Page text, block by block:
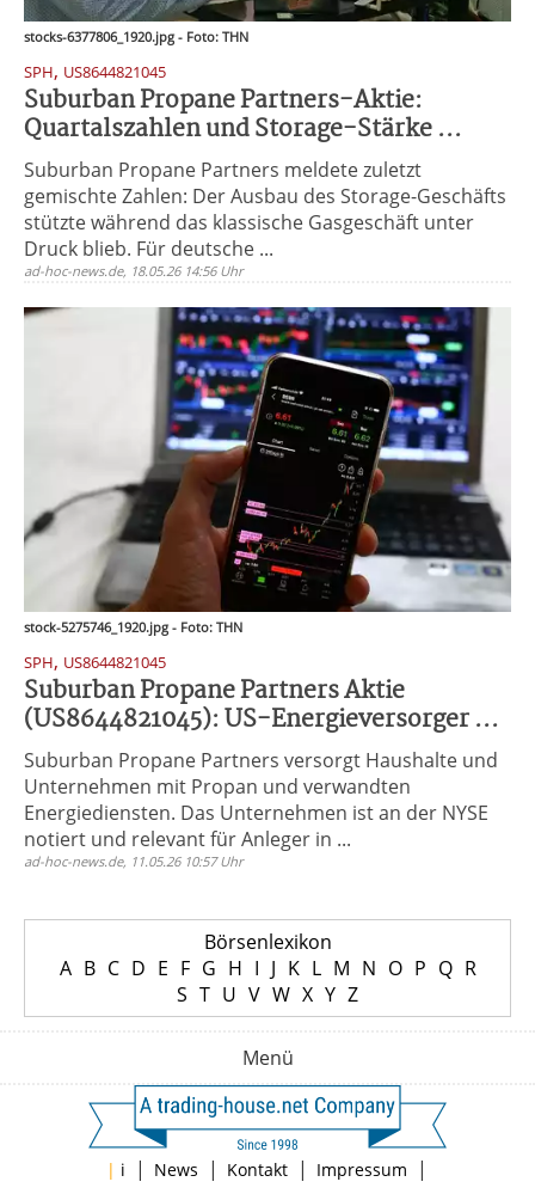
stocks-6377806_1920.jpg - Foto: THN
SPH, US8644821045
Suburban Propane Partners-Aktie:
Quartalszahlen und Storage-Stärke ...
Suburban Propane Partners meldete zuletzt
gemischte Zahlen: Der Ausbau des Storage-Geschäfts
stützte während das klassische Gasgeschäft unter
Druck blieb. Für deutsche ...
ad-hoc-news.de, 18.05.26 14:56 Uhr
stock-5275746_1920.jpg - Foto: THN
SPH, US8644821045
Suburban Propane Partners Aktie
(US8644821045): US-Energieversorger ...
Suburban Propane Partners versorgt Haushalte und
Unternehmen mit Propan und verwandten
Energiediensten. Das Unternehmen ist an der NYSE
notiert und relevant für Anleger in ...
ad-hoc-news.de, 11.05.26 10:57 Uhr
Börsenlexikon
A B C D E F G H I J K L M N O P Q R
S T U V W X Y Z
Menü
| i | News | Kontakt | Impressum |